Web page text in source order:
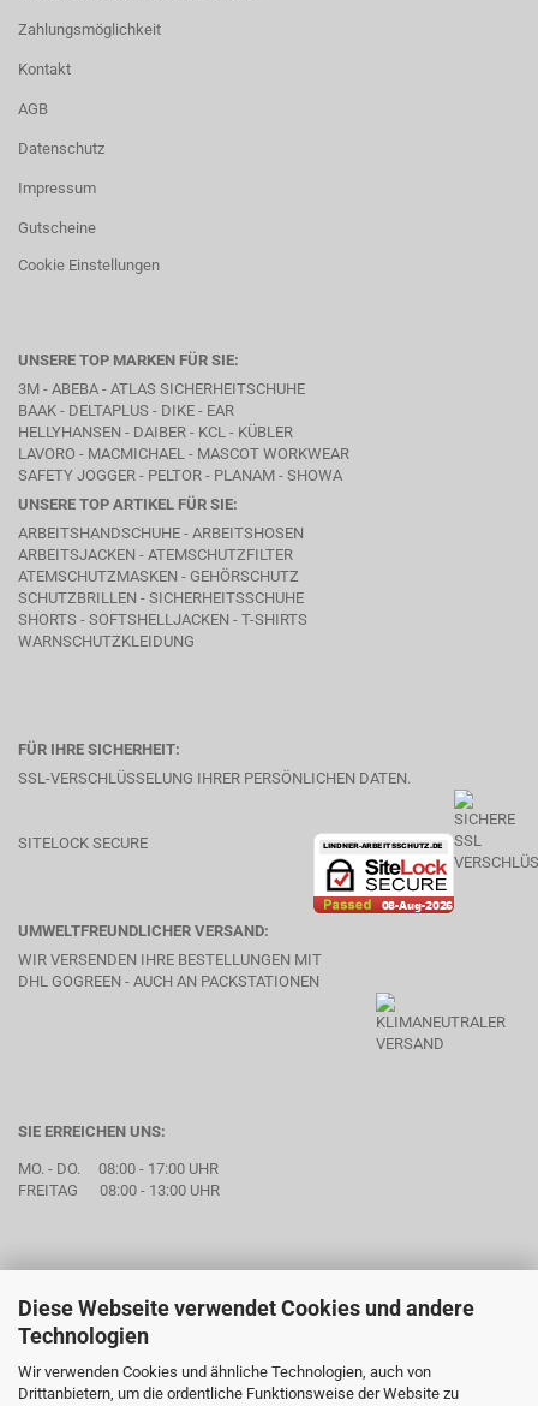
Diese Webseite verwendet Cookies und andere
Technologien
Wir verwenden Cookies und ähnliche Technologien, auch von
Drittanbietern, um die ordentliche Funktionsweise der Website zu
Zahlungsmöglichkeit
Kontakt
AGB
Datenschutz
Impressum
Gutscheine
Cookie Einstellungen
UNSERE TOP MARKEN FÜR SIE:
3M - ABEBA - ATLAS SICHERHEITSCHUHE
BAAK - DELTAPLUS - DIKE - EAR
HELLYHANSEN - DAIBER - KCL - KÜBLER
LAVORO - MACMICHAEL - MASCOT WORKWEAR
SAFETY JOGGER - PELTOR - PLANAM - SHOWA
UNSERE TOP ARTIKEL FÜR SIE:
ARBEITSHANDSCHUHE - ARBEITSHOSEN
ARBEITSJACKEN - ATEMSCHUTZFILTER
ATEMSCHUTZMASKEN - GEHÖRSCHUTZ
SCHUTZBRILLEN - SICHERHEITSSCHUHE
SHORTS - SOFTSHELLJACKEN - T-SHIRTS
WARNSCHUTZKLEIDUNG
FÜR IHRE SICHERHEIT:
SSL-VERSCHLÜSSELUNG IHRER PERSÖNLICHEN DATEN.
SITELOCK SECURE
UMWELTFREUNDLICHER VERSAND:
WIR VERSENDEN IHRE BESTELLUNGEN MIT
DHL GOGREEN - AUCH AN PACKSTATIONEN
SIE ERREICHEN UNS:
MO. - DO. 08:00 - 17:00 UHR
FREITAG 08:00 - 13:00 UHR